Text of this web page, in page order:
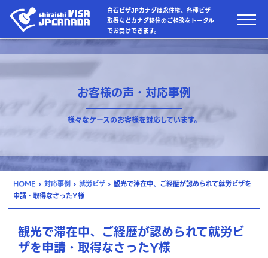
白石ビザJPカナダは永住権、各種ビザ
取得などカナダ移住のご相談をトータル
でお受けできます。
お客様の声・対応事例
様々なケースのお客様を対応しています。
HOME › 対応事例 › 就労ビザ › 観光で滞在中、ご経歴が認められて就労ビザを
申請・取得なさったY様
観光で滞在中、ご経歴が認められて就労ビ
ザを申請・取得なさったY様